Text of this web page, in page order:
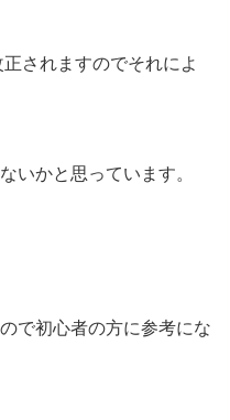
されますのでそれによ
いかと思っています。
で初心者の方に参考にな